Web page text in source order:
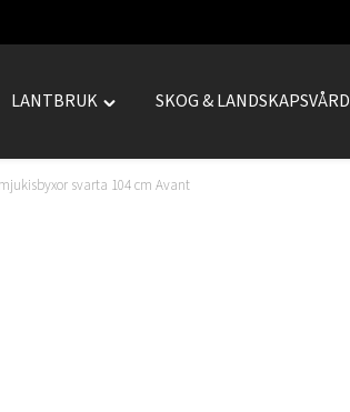
LANTBRUK
Toggle
menu
SKOG & LANDSKAPSVÅRD
svarta 104 cm Avant